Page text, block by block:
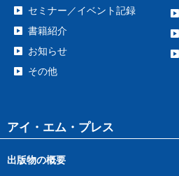
セミナー／イベント記録
書籍紹介
お知らせ
その他
アイ・エム・プレス
出版物の概要